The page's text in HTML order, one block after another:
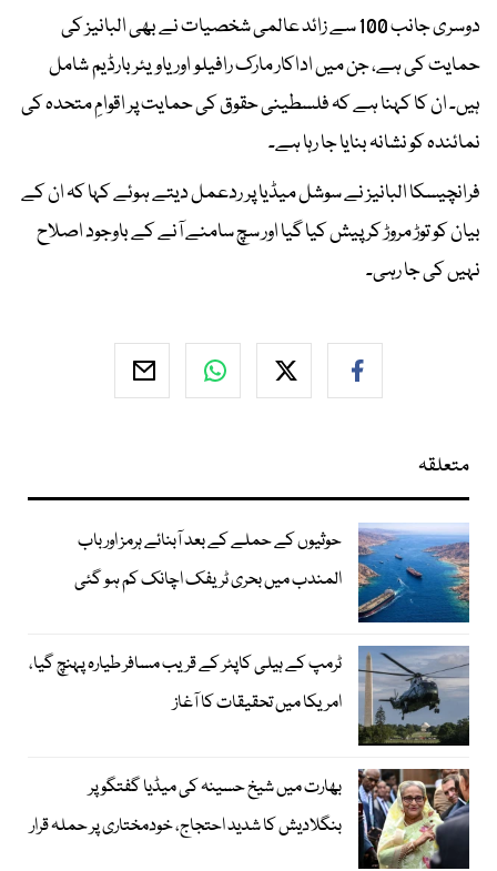
دوسری جانب 100 سے زائد عالمی شخصیات نے بھی البانیز کی
حمایت کی ہے، جن میں اداکار مارک رافیلو اور یاویئر بارڈیم شامل
ہیں۔ ان کا کہنا ہے کہ فلسطینی حقوق کی حمایت پر اقوامِ متحدہ کی
نمائندہ کو نشانہ بنایا جا رہا ہے۔
فرانچیسکا البانیز نے سوشل میڈیا پر ردعمل دیتے ہوئے کہا کہ ان کے
بیان کو توڑ مروڑ کر پیش کیا گیا اور سچ سامنے آنے کے باوجود اصلاح
نہیں کی جا رہی۔
متعلقہ
حوثیوں کے حملے کے بعد آبنائے ہرمز اور باب
المندب میں بحری ٹریفک اچانک کم ہو گئی
ٹرمپ کے ہیلی کاپٹر کے قریب مسافر طیارہ پہنچ گیا،
امریکا میں تحقیقات کا آغاز
بھارت میں شیخ حسینہ کی میڈیا گفتگو پر
بنگلادیش کا شدید احتجاج، خودمختاری پر حملہ قرار